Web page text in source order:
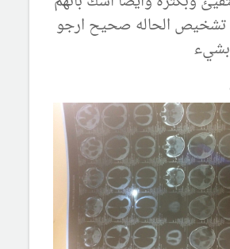
تشخيص الحاله صحيح ارجو